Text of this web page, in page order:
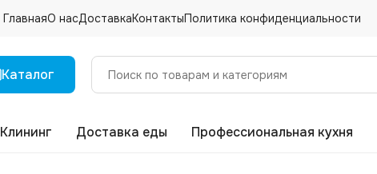
ГлавнаяО насДоставкаКонтактыПолитика конфиденциальности
Каталог
Клининг Доставка еды Профессиональная кухня